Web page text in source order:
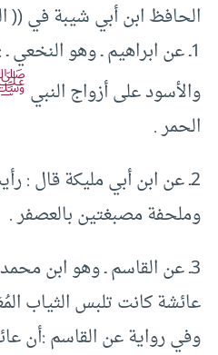
الحافظ ابن أبي شيبة في ((
1ـ عن ابراهيم ـ وهو
والأسود على أزواج النبي
الحمر .
2ـ عن ابن أبي مليكة قال : رأيت على
وملحفة مصبغتين بالعصفر .
3ـ عن القاسم ـ وهو ابن محمد بن
عائشة كانت تلبس الثياب
وفي رواية عن القاسم :أن